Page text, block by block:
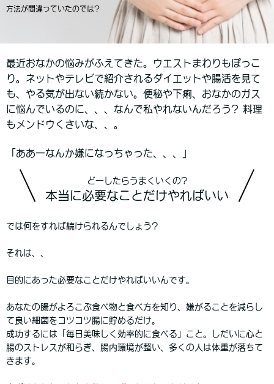
方法が間違っていたのでは?
最近おなかの悩みがふえてきた。ウエストまわりもぽっこ
り。ネットやテレビで紹介されるダイエットや腸活を見て
も、やる気が出ない続かない。便秘や下痢、おなかのガス
に悩んでいるのに、、、なんで私やれないんだろう? 料理
もメンドウくさいな、、。
「ああーなんか嫌になっちゃった、、、」
どーしたらうまくいくの?
本当に必要なことだけやればいい
では何をすれば続けられるんでしょう?
それは、、
目的にあった必要なことだけやればいいんです。
あなたの腸がよろこぶ食べ物と食べ方を知り、嫌がることを減らし
て良い細菌をコツコツ腸に貯めるだけ。
成功するには「毎日美味しく効率的に食べる」こと。しだいに心と
腸のストレスが和らぎ、腸内環境が整い、多くの人は体重が落ちて
きます。